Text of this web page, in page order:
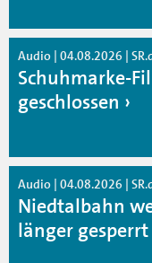
Audio | 04.08.2026 |
Schuhmarke-
geschlossen
Audio | 04.08.2026 |
Niedtalbahn
länger